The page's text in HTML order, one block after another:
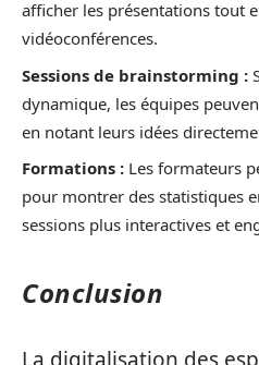
afficher les présentations tout
vidéoconférences.
Sessions de brainstorming :
dynamique, les équipes
en notant leurs idées
Formations : Les formateurs
pour montrer des statistiques
sessions plus interactives et
Conclusion
La digitalisation des